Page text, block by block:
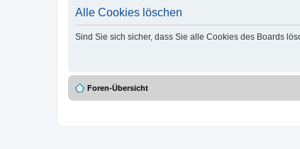
Alle Cookies löschen
Sind Sie sich sicher, dass Sie alle Cookies des Boards
Foren-Übersicht